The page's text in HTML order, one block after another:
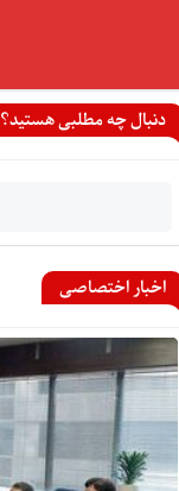
دنبال چه مطلبی هستید؟
اخبار اختصاصی